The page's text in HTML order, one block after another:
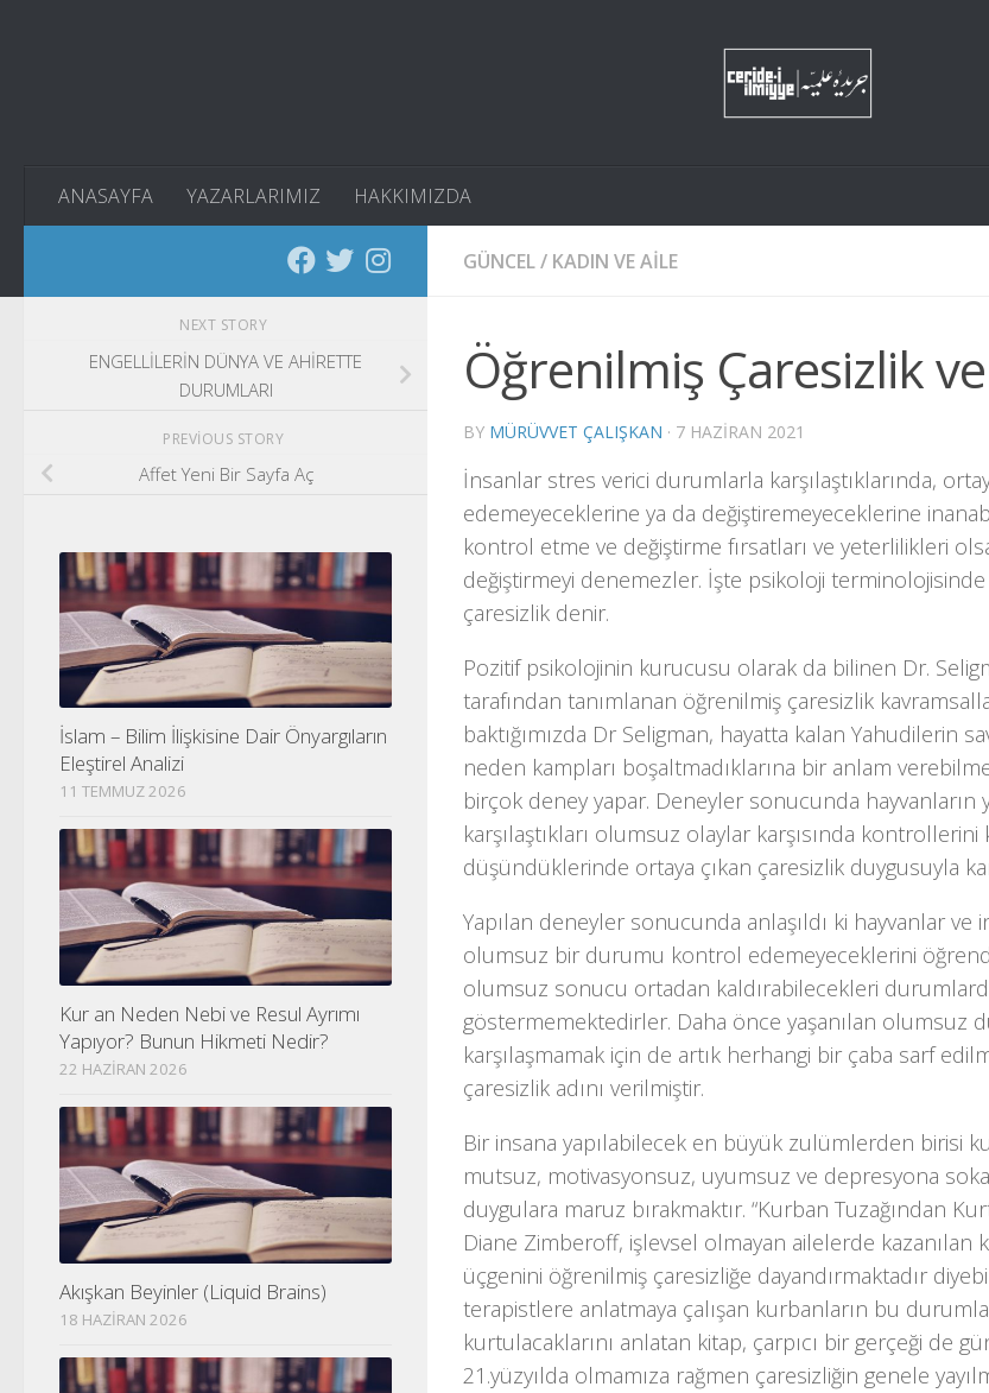
ANASAYFA YAZARLARIMIZ HAKKIMIZDA
GÜNCEL/ KADIN VE AILE
Öğrenilmiş Çaresizlik
BY MÜRÜVVET ÇALIŞKAN · 7 HAZIRAN 2021
İnsanlar stres verici durumlarla karşılaştıklarında,
edemeyeceklerine ya da değiştiremeyeceklerine
kontrol etme ve değiştirme fırsatları ve yeterlilikleri
değiştirmeyi denemezler. İşte psikoloji
çaresizlik denir.
Pozitif psikolojinin kurucusu olarak da bilinen Dr.
tarafından tanımlanan öğrenilmiş çaresizlik
baktığımızda Dr Seligman, hayatta kalan Yahudilerin
neden kampları boşaltmadıklarına bir anlam
birçok deney yapar. Deneyler sonucunda hayvanların
karşılaştıkları olumsuz olaylar karşısında
düşündüklerinde ortaya çıkan çaresizlik duygusuyla
Yapılan deneyler sonucunda anlaşıldı ki hayvanlar ve
olumsuz bir durumu kontrol edemeyeceklerini
olumsuz sonucu ortadan kaldırabilecekleri
göstermemektedirler. Daha önce yaşanılan olumsuz
karşılaşmamak için de artık herhangi bir çaba sarf
çaresizlik adını verilmiştir.
Bir insana yapılabilecek en büyük zulümlerden birisi
mutsuz, motivasyonsuz, uyumsuz ve depresyona
duygulara maruz bırakmaktır. “Kurban Tuzağından
Diane Zimberoff, işlevsel olmayan ailelerde kazanılan
üçgenini öğrenilmiş çaresizliğe dayandırmaktadır
terapistlere anlatmaya çalışan kurbanların bu
kurtulacaklarını anlatan kitap, çarpıcı bir gerçeği de
21.yüzyılda olmamıza rağmen çaresizliğin genele
NEXT STORY
ENGELLİLERİN DÜNYA VE AHİRETTE
DURUMLARI
PREVIOUS STORY
Affet Yeni Bir Sayfa Aç
İslam – Bilim İlişkisine Dair Önyargıların
Eleştirel Analizi
11 TEMMUZ 2026
Kur an Neden Nebi ve Resul Ayrımı
Yapıyor? Bunun Hikmeti Nedir?
22 HAZIRAN 2026
Akışkan Beyinler (Liquid Brains)
18 HAZIRAN 2026